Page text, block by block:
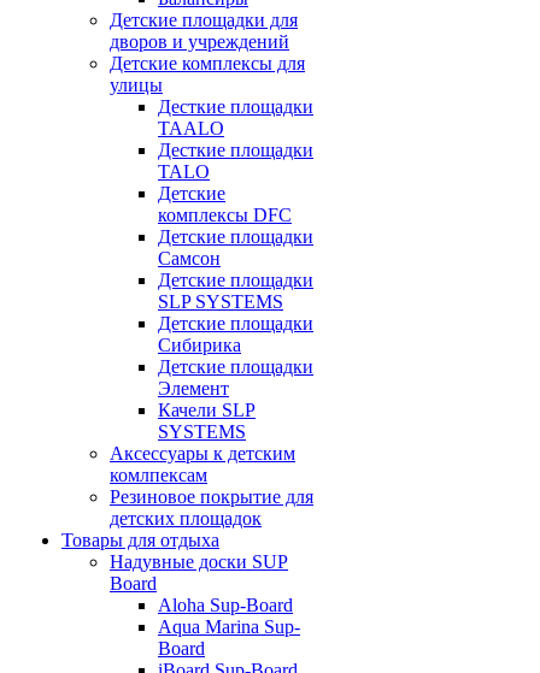
Детские площадки для
дворов и учреждений
Детские комплексы для
улицы
Десткие площадки
TAALO
Десткие площадки
TALO
Детские
комплексы DFC
Детские площадки
Самсон
Детские площадки
SLP SYSTEMS
Детские площадки
Сибирика
Детские площадки
Элемент
Качели SLP
SYSTEMS
Аксессуары к детским
комлпексам
Резиновое покрытие для
детских площадок
Товары для отдыха
Надувные доски SUP
Board
Aloha Sup-Board
Aqua Marina Sup-
Board